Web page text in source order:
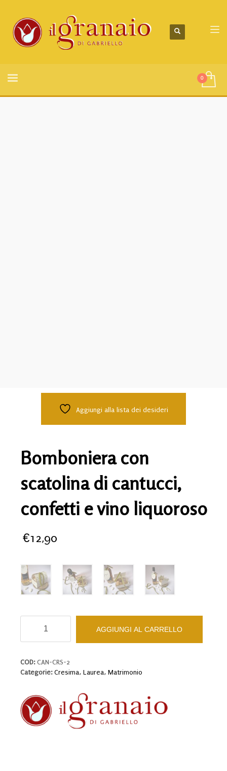
Aggiungi alla lista dei desideri
Bomboniera con
scatolina di cantucci,
confetti e vino liquoroso
€12,90
scatolina
cantucci,
confetti
liquoroso
quantità
AGGIUNGI AL CARRELLO
COD: CAN-CRS-2
Categorie: Cresima, Laurea, Matrimonio